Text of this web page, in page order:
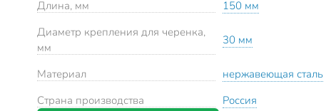
Длина, мм
150 мм
Диаметр крепления для черенка,
мм
30 мм
Материал
нержавеющая сталь
Страна производства
Россия